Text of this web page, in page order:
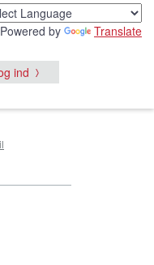
Powered by Translate
ind